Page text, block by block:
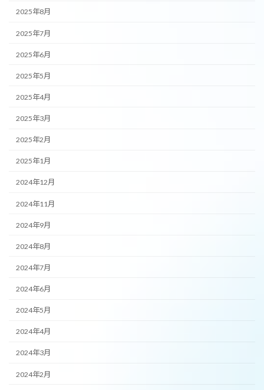
2025年8月
2025年7月
2025年6月
2025年5月
2025年4月
2025年3月
2025年2月
2025年1月
2024年12月
2024年11月
2024年9月
2024年8月
2024年7月
2024年6月
2024年5月
2024年4月
2024年3月
2024年2月